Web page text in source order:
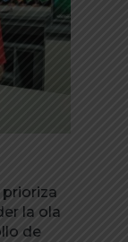
la ola
de